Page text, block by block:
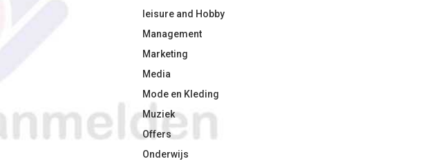
leisure and Hobby
Management
Marketing
Media
Mode en Kleding
Muziek
Offers
Onderwijs